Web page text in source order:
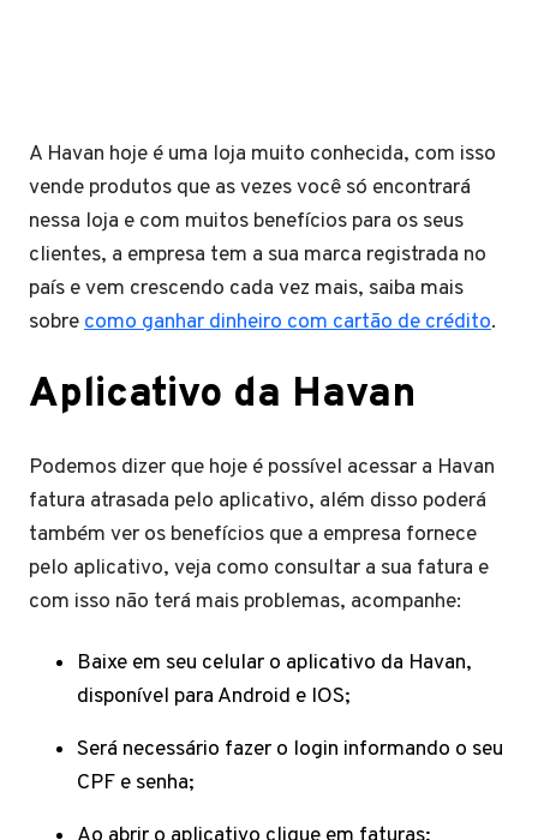
A Havan hoje é uma loja muito conhecida, com isso
vende produtos que as vezes você só encontrará
nessa loja e com muitos benefícios para os seus
clientes, a empresa tem a sua marca registrada no
país e vem crescendo cada vez mais, saiba mais
sobrecomo ganhar dinheiro com cartão de crédito.
Aplicativo da Havan
Podemos dizer que hoje é possível acessar a Havan
fatura atrasada pelo aplicativo, além disso poderá
também ver os benefícios que a empresa fornece
pelo aplicativo, veja como consultar a sua fatura e
com isso não terá mais problemas, acompanhe:
Baixe em seu celular o aplicativo da Havan,
disponível para Android e IOS;
Será necessário fazer o login informando o seu
CPF e senha;